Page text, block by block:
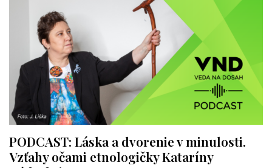
PODCAST: Láska a dvorenie v minulosti.
Vzťahy očami etnologičky Kataríny